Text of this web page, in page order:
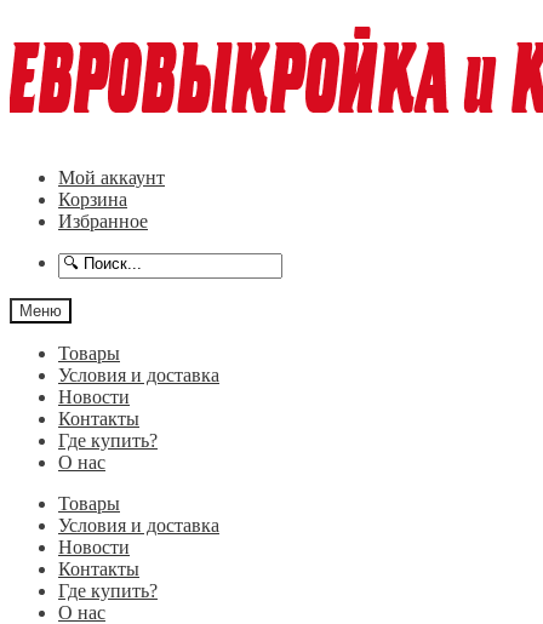
к
навигации
к
содержимому
Мой аккаунт
Корзина
Избранное
Меню
Товары
Условия и доставка
Новости
Контакты
Где купить?
О нас
Товары
Условия и доставка
Новости
Контакты
Где купить?
О нас